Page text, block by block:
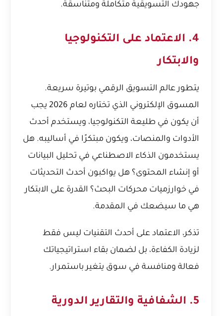
جهودك التسويقية متكاملة ومتناسقة.
4. الاعتماد على التكنولوجيا
والابتكار
يتطور عالم التسويق الرقمي بوتيرة سريعة.
المسوق الإلكتروني الذي تختاره لعام 2026 يجب
أن يكون في طليعة التكنولوجيا، ويستخدم أحدث
الأدوات والمنصات، ويكون مبتكرًا في أساليبه. هل
يستخدمون الذكاء الاصطناعي في تحليل البيانات
أو إنشاء المحتوى؟ هل يواكبون أحدث التحديثات
في خوارزميات محركات البحث؟ القدرة على الابتكار
هي ما سيضعك في المقدمة.
تذكر، الاعتماد على أحدث التقنيات ليس فقط
لزيادة الكفاءة، بل لضمان بقاء استراتيجياتك
فعالة ومنافسة في سوق يتغير باستمرار.
5. الشفافية والتقارير الدورية